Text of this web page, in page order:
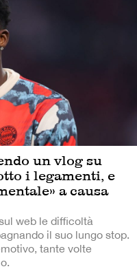
un vlog su
i legamenti, e
a causa
web le difficoltà
il suo lungo stop.
tante volte